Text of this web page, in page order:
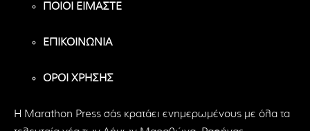
ΠΟΙΟΙ ΕΙΜΑΣΤΕ
ΕΠΙΚΟΙΝΩΝΙΑ
ΟΡΟΙ ΧΡΗΣΗΣ
H Marathon Press σάς κρατάει ενημερωμένους με όλα τα